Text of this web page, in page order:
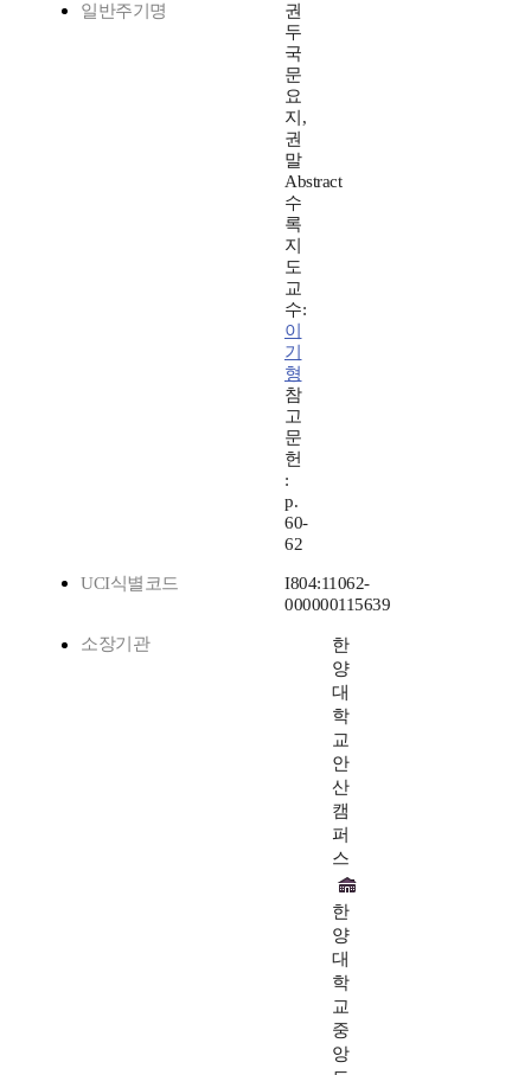
일반주기명
권
두
국
문
요
지,
권
말
Abstract
수
록
지
도
교
수:
이
기
형
참
고
문
헌
:
p.
60-
62
UCI식별코드
I804:11062-
000000115639
소장기관
한
양
대
학
교
안
산
캠
퍼
스
한
양
대
학
교
중
앙